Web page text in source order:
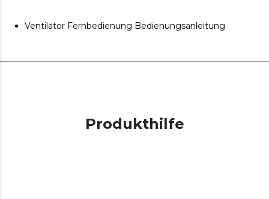
zur Schaffung einer idealen Atmosphäre je nach den
Ventilator Fernbedienung Bedienungsanleitung
Produkthilfe